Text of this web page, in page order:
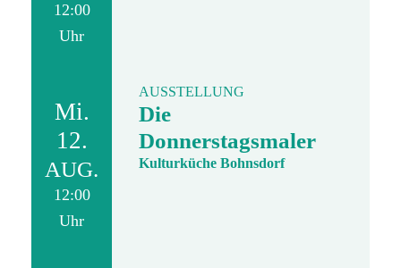
12:00
Uhr
Mi.
12.
AUG.
12:00
Uhr
AUSSTELLUNG
Die
Donnerstagsmaler
Kulturküche Bohnsdorf